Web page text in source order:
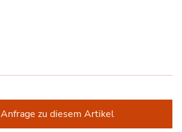
Anfrage zu diesem Artikel